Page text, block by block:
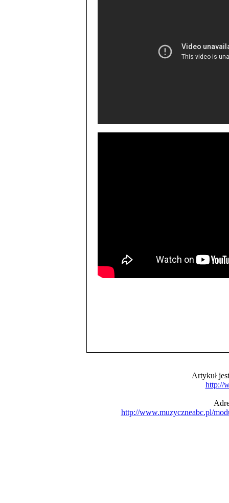
Artykuł
http://
http://www.muzyczneabc.pl/